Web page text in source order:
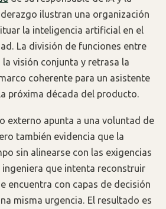
ilustran una organización
la inteligencia artificial en el
La división de funciones entre
visión conjunta y retrasa la
coherente para un asistente
próxima década del producto.
externo apunta a una voluntad de
también evidencia que la
sin alinearse con las exigencias
ingeniera que intenta reconstruir
encuentra con capas de decisión
misma urgencia. El resultado es